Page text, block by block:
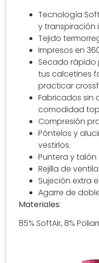
Tecnología
y transpiración
Tejido
Impresos en
Secado rápido
tus calcetines
practicar
Fabricados sin
comodidad
Compresión
Póntelos y
vestirlos.
Puntera y talón
Rejilla de
Sujeción extra
Agarre de
Materiales:
85% SoftAir, 8%